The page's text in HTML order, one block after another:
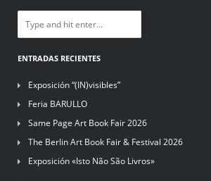
ENTRADAS RECIENTES
Exposición “(IN)visibles”
Feria BARULLO
Same Page Art Book Fair 2026
The Berlin Art Book Fair & Festival 2026
Exposición «Isto Não São Livros»